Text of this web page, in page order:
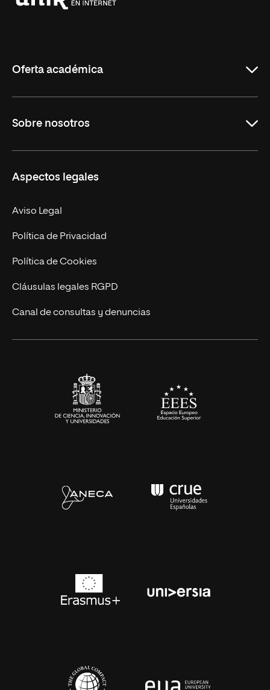
Oferta académica
Másteres Oficiales
Doctorados
Experto Universitario
Postgrados
Cursos Universitarios
Sobre nosotros
Facultades
Nuestro Equipo
Trabaja en UNIR
Actualidad
UNIR Revista
Eventos
Aspectos legales
Aviso Legal
Política de Privacidad
Política de Cookies
Cláusulas legales RGPD
Canal de consultas y denuncias